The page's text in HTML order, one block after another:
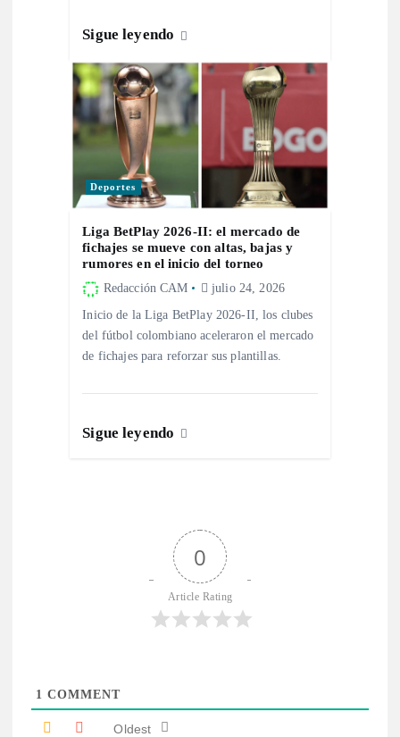
Sigue leyendo
Deportes
Liga BetPlay 2026-II: el mercado de
fichajes se mueve con altas, bajas y
rumores en el inicio del torneo
Redacción CAM julio 24, 2026
Inicio de la Liga BetPlay 2026-II, los clubes
del fútbol colombiano aceleraron el mercado
de fichajes para reforzar sus plantillas.
Sigue leyendo
0
Article Rating
1 COMMENT
Oldest